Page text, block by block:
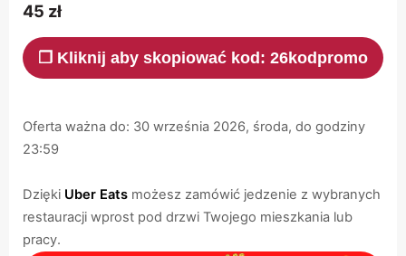
45 zł
❐ Kliknij aby skopiować kod: 26kodpromo
Oferta ważna do: 30 września 2026, środa, do godziny
23:59
Dzięki Uber Eats możesz zamówić jedzenie z wybranych
restauracji wprost pod drzwi Twojego mieszkania lub
pracy.